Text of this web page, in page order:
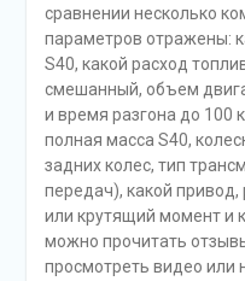
сравнении несколько
параметров отражены:
S40, какой расход
смешанный, объем
и время разгона до 100
полная масса S40,
задних колес, тип
передач), какой
или крутящий момент и
можно прочитать
просмотреть видео или